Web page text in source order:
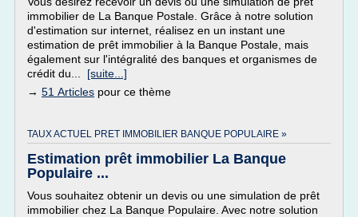
immobilier de La Banque Postale. Grâce à notre solution
d'estimation sur internet, réalisez en un instant une
estimation de prêt immobilier à la Banque Postale, mais
également sur l'intégralité des banques et organismes de
crédit du... [suite...]
→ 51 Articles pour ce thème
TAUX ACTUEL PRET IMMOBILIER BANQUE POPULAIRE »
Estimation prêt immobilier La Banque
Populaire ...
Vous souhaitez obtenir un devis ou une simulation de prêt
immobilier chez La Banque Populaire. Avec notre solution